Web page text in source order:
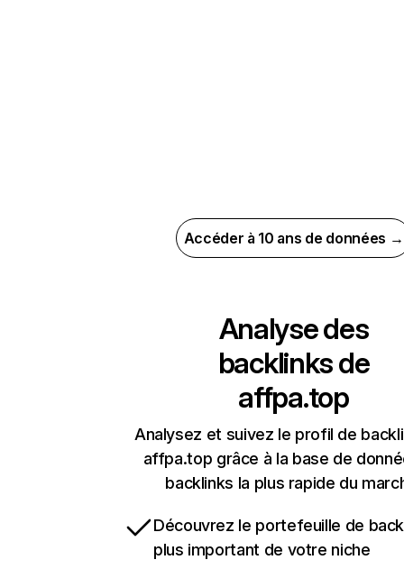
Accéder à 10 ans de données →
Analyse des
backlinks de
affpa.top
Analysez et suivez le profil de
affpa.top grâce à la base de
backlinks la plus rapide du
Découvrez le portefeuille de
plus important de votre niche